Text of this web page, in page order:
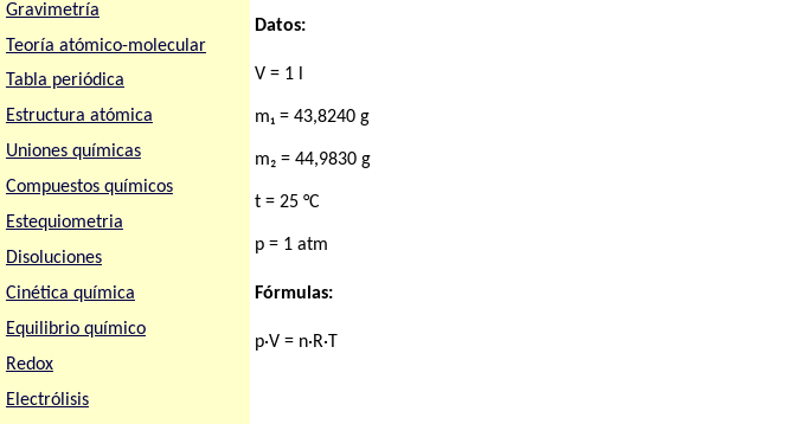
Gravimetría
Teoría atómico-molecular
Tabla periódica
Estructura atómica
Uniones químicas
Compuestos químicos
Estequiometria
Disoluciones
Cinética química
Equilibrio químico
Redox
Electrólisis
Datos:
V = 1 l
m₁ = 43,8240 g
m₂ = 44,9830 g
t = 25 °C
p = 1 atm
Fórmulas:
p·V = n·R·T